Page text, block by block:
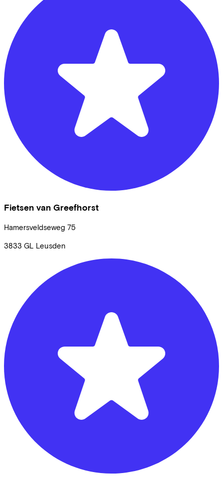
Fietsen van Greefhorst
Hamersveldseweg 75
3833 GL Leusden